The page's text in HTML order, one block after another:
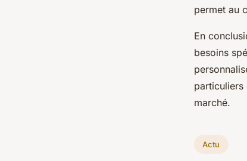
permet au
En
besoins
particuliers
marché.
Actu